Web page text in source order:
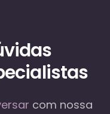
com nossa